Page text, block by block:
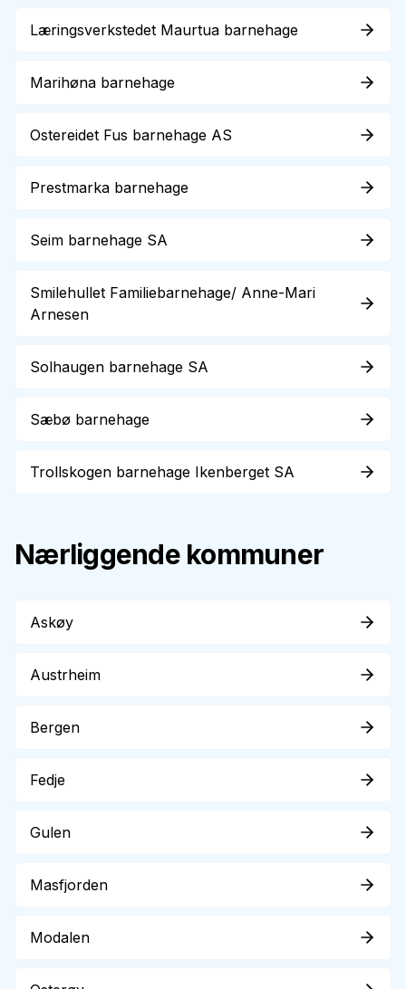
Læringsverkstedet Maurtua barnehage
Marihøna barnehage
Ostereidet Fus barnehage AS
Prestmarka barnehage
Seim barnehage SA
Smilehullet Familiebarnehage/ Anne-Mari
Arnesen
Solhaugen barnehage SA
Sæbø barnehage
Trollskogen barnehage Ikenberget SA
Nærliggende kommuner
Askøy
Austrheim
Bergen
Fedje
Gulen
Masfjorden
Modalen